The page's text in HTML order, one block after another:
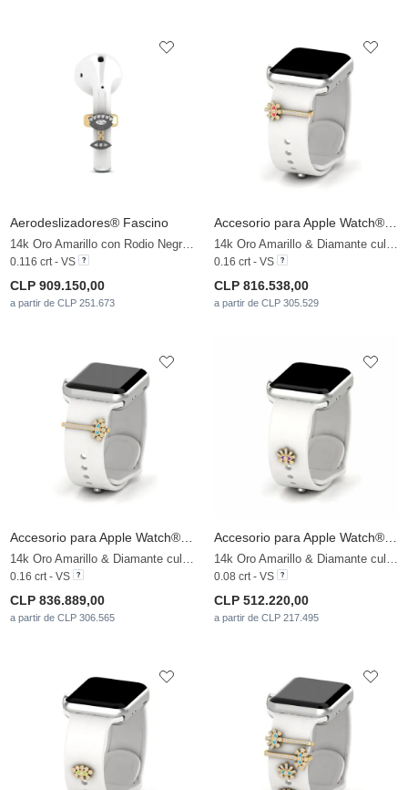
Aerodeslizadores® Fascino
14k Oro Amarillo con Rodio Negro & Diamante cultivado en laboratorio
0.116 crt - VS
CLP 909.150,00
a partir de CLP 251.673
14k Oro Amarillo & Diamante cultivado en laboratorio
0.16 crt - VS
CLP 816.538,00
a partir de CLP 305.529
14k Oro Amarillo & Diamante cultivado en laboratorio
0.16 crt - VS
CLP 836.889,00
a partir de CLP 306.565
14k Oro Amarillo & Diamante cultivado en laboratorio
0.08 crt - VS
CLP 512.220,00
a partir de CLP 217.495